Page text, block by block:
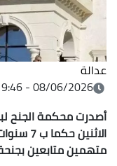
عدالة
08/06/2026 - 19:46
أصدرت محكمة الجنح
الاثنين
متهمين متابعين